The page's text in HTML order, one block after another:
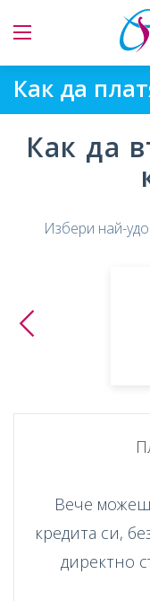
Как да
Как да
Избери най-
Вече
кредита си,
директно